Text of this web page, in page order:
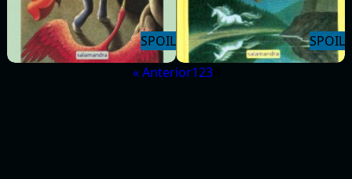
« Anterior1234